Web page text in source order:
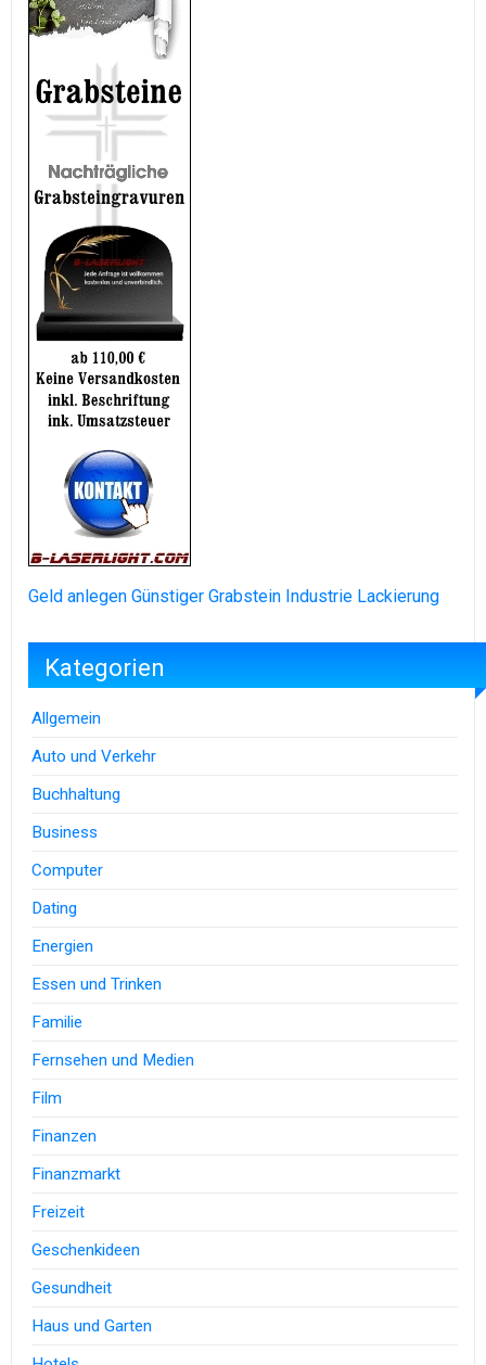
Geld anlegen Günstiger Grabstein Industrie Lackierung
Kategorien
Allgemein
Auto und Verkehr
Buchhaltung
Business
Computer
Dating
Energien
Essen und Trinken
Familie
Fernsehen und Medien
Film
Finanzen
Finanzmarkt
Freizeit
Geschenkideen
Gesundheit
Haus und Garten